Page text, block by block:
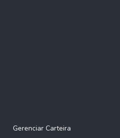
Gerenciar Carteira